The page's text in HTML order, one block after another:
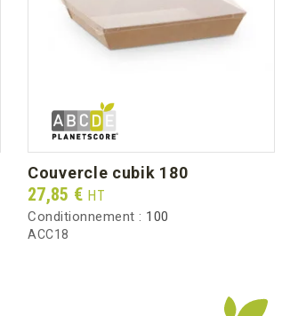
brut au carton (kg)
couvercle cubik 180
Prix
27,85 € HT
Conditionnement : 100
ACC18